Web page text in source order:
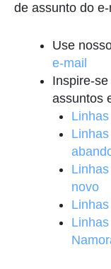
de assunto do
Use
e-mail
Inspire-
assuntos
novo